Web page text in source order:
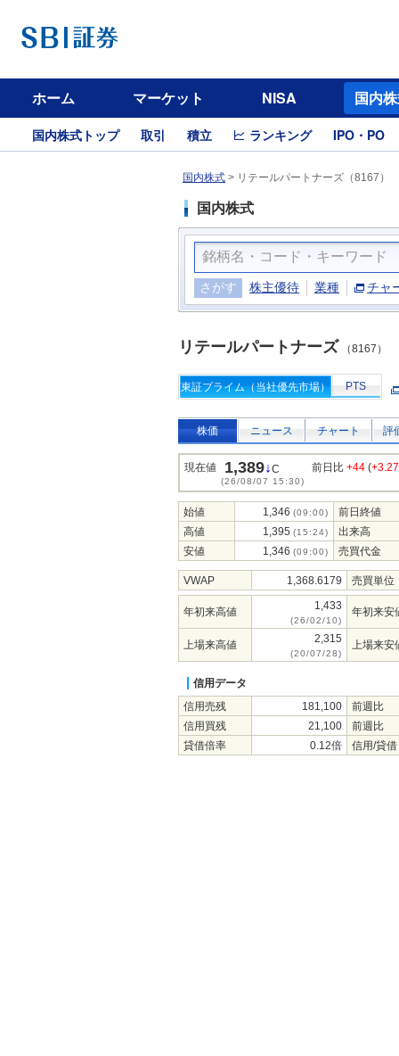
ホーム マーケット NISA 国内
国内株式トップ 取引 積立 ランキング IPO・PO
国内株式 > リテールパートナーズ（8167）
国内株式
さがす 株主優待 業種 チャ
リテールパートナーズ （8167）
東証プライム（当社優先市場） PTS
株価 ニュース チャート 評
現在値 1,389↓C
(26/08/07 15:30)
前日比 +44 (
始値 1,346 (09:00)
前日終値
高値
1,395 (15:24)
出来高
安値
1,346 (09:00) 売買代金
VWAP 1,368.6179 売買単位
年初来高値 1,433
(26/02/10)
年初来安
上場来高値 2,315
(20/07/28)
上場来安
信用データ
信用売残
181,100
前週比
信用買残
21,100
前週比
貸借倍率
0.12倍 信用/貸借